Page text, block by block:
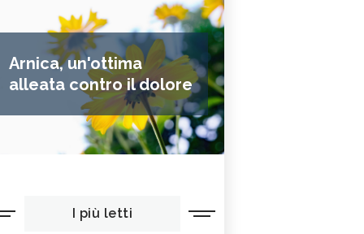
Arnica, un'ottima
alleata contro il dolore
I più letti